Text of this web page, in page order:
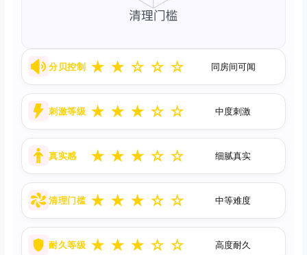
分贝控制 ★ ★ ☆ ☆ ☆ 同房间可闻
刺激等级 ★ ★ ★ ☆ ☆ 中度刺激
真实感 ★ ★ ★ ☆ ☆ 细腻真实
清理门槛 ★ ★ ★ ☆ ☆ 中等难度
耐久等级 ★ ★ ★ ☆ ☆ 高度耐久